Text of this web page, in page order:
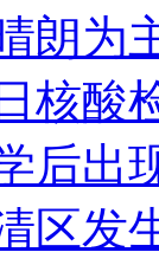
朗为
核酸
后出
区发